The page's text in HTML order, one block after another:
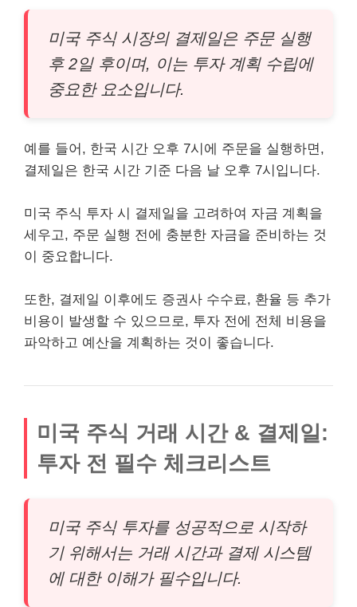
미국 주식 시장의 결제일은 주문 실행
후 2일 후이며, 이는 투자 계획 수립에
중요한 요소입니다.
예를 들어, 한국 시간 오후 7시에 주문을 실행하면,
결제일은 한국 시간 기준 다음 날 오후 7시입니다.
미국 주식 투자 시 결제일을 고려하여 자금 계획을
세우고, 주문 실행 전에 충분한 자금을 준비하는 것
이 중요합니다.
또한, 결제일 이후에도 증권사 수수료, 환율 등 추가
비용이 발생할 수 있으므로, 투자 전에 전체 비용을
파악하고 예산을 계획하는 것이 좋습니다.
미국 주식 거래 시간 & 결제일:
투자 전 필수 체크리스트
미국 주식 투자를 성공적으로 시작하
기 위해서는 거래 시간과 결제 시스템
에 대한 이해가 필수입니다.